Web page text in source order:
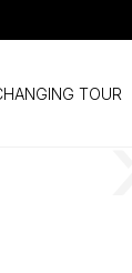
3
TOUR